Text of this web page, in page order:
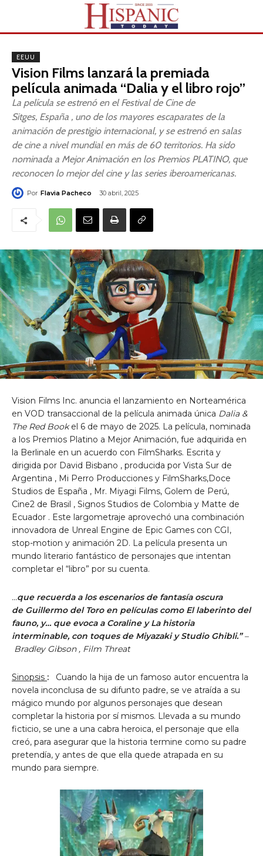
EEUU
Vision Films lanzará la premiada
película animada “Dalia y el libro rojo”
La película se estrenó en el Festival de Cine de
Sitges, España , uno de los mayores escaparates de la
animación de prestigio internacional, y se estrenó en salas
de cine a nivel mundial en más de 60 territorios. Ha sido
nominada a Mejor Animación en los Premios PLATINO, que
reconocen lo mejor del cine y las series iberoamericanas.
Por Flavia Pacheco 30 abril, 2025
Vision Films Inc. anuncia el lanzamiento en Norteamérica
en VOD transaccional de la película animada única Dalia &
The Red Bookel 6 de mayo de 2025. La película, nominada
a los Premios Platino a Mejor Animación, fue adquirida en
la Berlinale en un acuerdo con FilmSharks. Escrita y
dirigida por David Bisbano , producida por Vista Sur de
Argentina , Mi Perro Producciones y FilmSharks,Doce
Studios de España , Mr. Miyagi Films, Golem de Perú,
Cine2 de Brasil , Signos Studios de Colombia y Matte de
Ecuador . Este largometraje aprovechó una combinación
innovadora de Unreal Engine de Epic Games con CGI,
stop-motion y animación 2D. La película presenta un
mundo literario fantástico de personajes que intentan
completar el “libro” por su cuenta.
…que recuerda a los escenarios de fantasía oscura
de Guillermo del Toroen películas como El laberinto del
fauno, y… que evoca a Coraline y La historia
interminable, con toques de Miyazaki y Studio Ghibli.”–
Bradley Gibson, Film Threat
Sinopsis : Cuando la hija de un famoso autor encuentra la
novela inconclusa de su difunto padre, se ve atraída a su
mágico mundo por algunos personajes que desean
completar la historia por sí mismos. Llevada a su mundo
ficticio, se une a una cabra heroica, el personaje que ella
creó, para asegurar que la historia termine como su padre
pretendía, y antes de que ella quede atrapada en su
mundo para siempre.